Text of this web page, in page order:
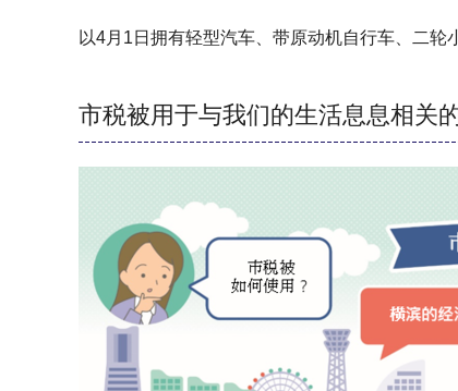
以4月1日拥有轻型汽车、带原动机自行车、二轮
市税被用于与我们的生活息息相关